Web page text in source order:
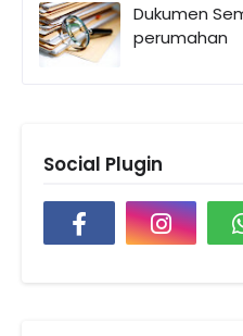
Dukumen
perumahan
Social Plugin